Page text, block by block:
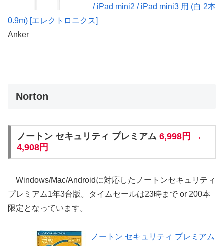
/ iPad mini2 / iPad mini3 用 (白 2本
0.9m) [エレクトロニクス]
Anker
Norton
ノートン セキュリティ プレミアム 6,998円 →
4,908円
Windows/Mac/Androidに対応したノートンセキュリティ
プレミアム1年3台版。タイムセールは23時まで or 200本
限定となっています。
ノートン セキュリティ プレミアム